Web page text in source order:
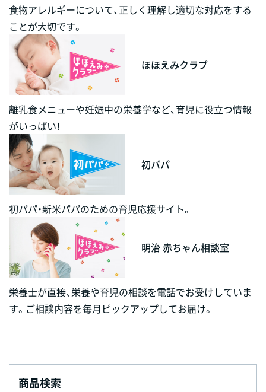
食物アレルギーについて、正しく理解し適切な対応をする
ことが大切です。
ほほえみクラブ
離乳食メニューや妊娠中の栄養学など、育児に役立つ情報
がいっぱい！
初パパ
初パパ・新米パパのための育児応援サイト。
明治 赤ちゃん相談室
栄養士が直接、栄養や育児の相談を電話でお受けしていま
す。ご相談内容を毎月ピックアップしてお届け。
商品検索